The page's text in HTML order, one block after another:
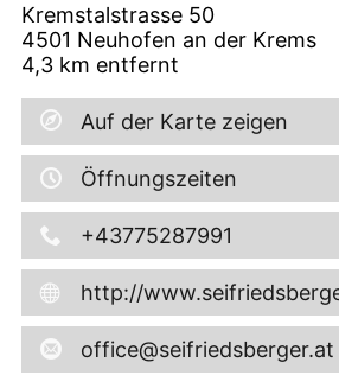
Kremstalstrasse 50
4501 Neuhofen an der Krems
4,3 km entfernt
Auf der Karte zeigen
Öffnungszeiten
+43775287991
http://
office@seifriedsberger.at